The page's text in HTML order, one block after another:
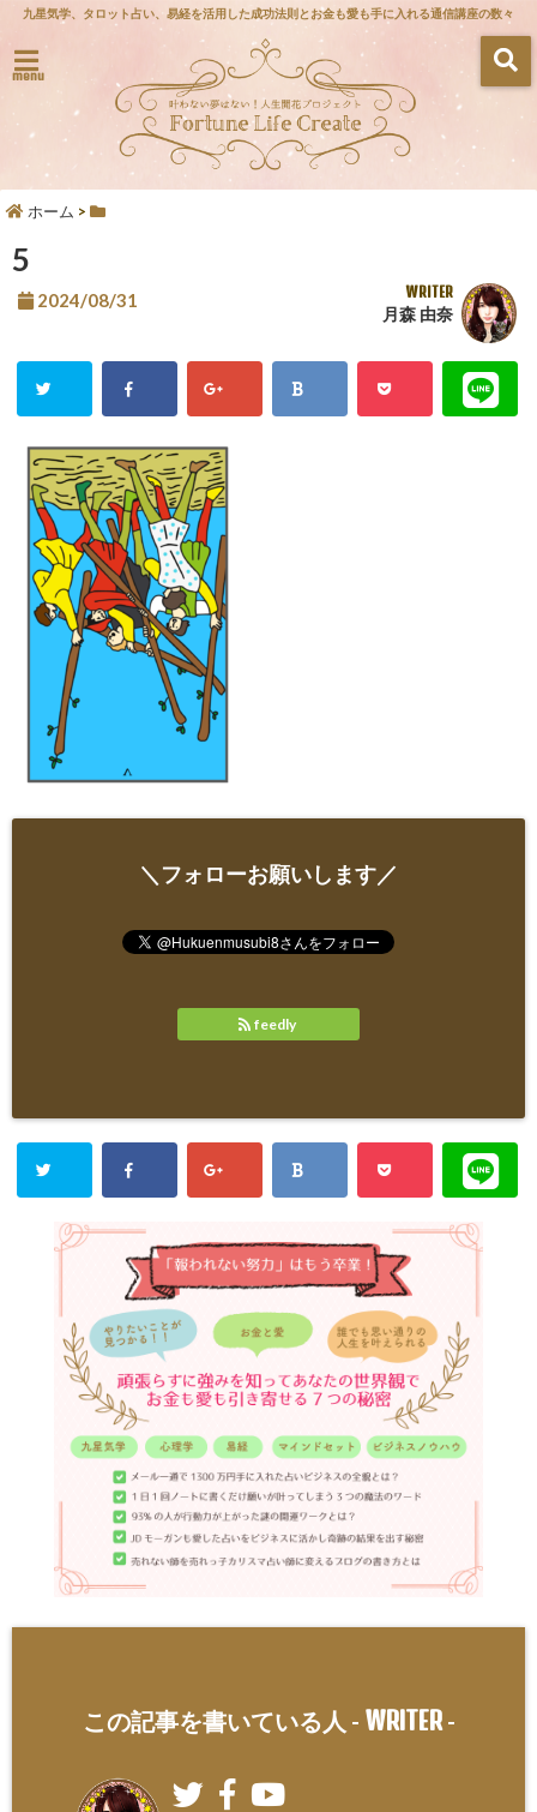
九星気学、タロット占い、易経を活用した成功法則とお金も愛も手に入れる通信講座の数々
menu
ホーム >
5
2024/08/31 WRITER
月森 由奈
＼フォローお願いします／
feedly
この記事を書いている人 - WRITER-